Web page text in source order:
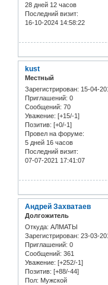
28 дней 12 часов
Последний визит:
16-10-2024 14:58:22
kust
Местный
Зарегистрирован: 15-04-
Приглашений: 0
Сообщений: 70
Уважение: [+15/-1]
Позитив: [+0/-1]
Провел на форуме:
5 дней 16 часов
Последний визит:
07-07-2021 17:41:07
Андрей Захватаев
Долгожитель
Откуда: АЛМАТЫ
Зарегистрирован: 23-03-
Приглашений: 0
Сообщений: 361
Уважение: [+252/-1]
Позитив: [+88/-44]
Пол: Мужской